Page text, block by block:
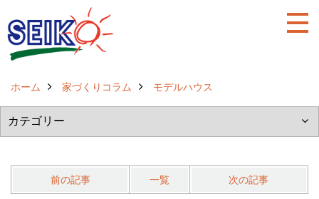
ホーム 家づくりコラム モデルハウス
前の記事 一覧 次の記事